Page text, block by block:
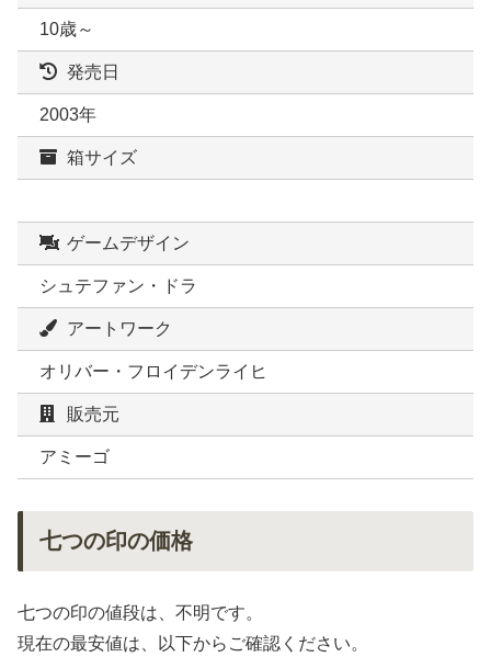
10歳～
発売日
2003年
箱サイズ
ゲームデザイン
シュテファン・ドラ
アートワーク
オリバー・フロイデンライヒ
販売元
アミーゴ
七つの印の価格
七つの印の値段は、不明です。
現在の最安値は、以下からご確認ください。